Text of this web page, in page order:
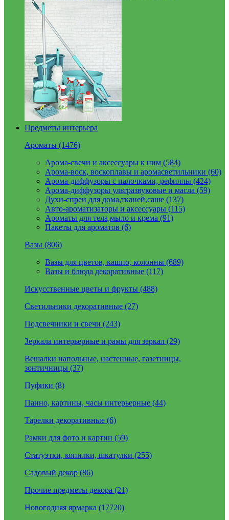
Предметы интерьера
Ароматы (1476)
Арома-свечи и аксессуары к ним (584)
Арома-воск, воскоплавы и аромасветильники (60)
Арома-диффузоры с палочками, рефиллы (424)
Арома-диффузоры ультразвуковые и масла (59)
Духи-спреи для дома,тканей,саше (137)
Авто-ароматизаторы и аксессуары (115)
Ароматы для тела,мыло и крема (91)
Пакеты для ароматов (6)
Вазы (806)
Вазы для цветов, кашпо, колонны (689)
Вазы и блюда декоративные (117)
Искусственные цветы и фрукты (488)
Светильники декоративные (27)
Подсвечники и свечи (243)
Зеркала интерьерные и рамы для зеркал (29)
Вешалки напольные, настенные, газетницы,
зонтичницы (37)
Пуфики (8)
Панно, картины, часы интерьерные (44)
Тарелки декоративные (6)
Рамки для фото и картин (59)
Статуэтки, копилки, шкатулки (255)
Садовый декор (86)
Прочие предметы декора (21)
Новогодняя ярмарка (17720)